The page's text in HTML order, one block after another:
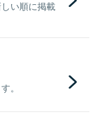
い順に掲載
。